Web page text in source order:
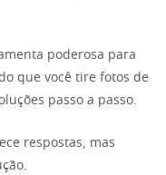
poderosa para
que você tire fotos de
passo a passo.
respostas, mas